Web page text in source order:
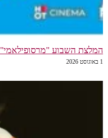
המלצת השבוע "מרסופילאמי"
1 באוגוסט 2026